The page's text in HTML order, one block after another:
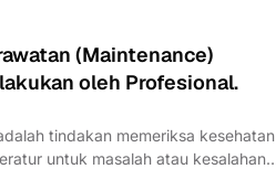
(Maintenance)
oleh Profesional.
tindakan memeriksa kesehatan
untuk masalah atau kesalahan